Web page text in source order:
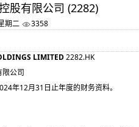
股有限公司 (2282)
期二 3358
LIMITED2282.HK
公司
年12月31日止年度的财务资料。